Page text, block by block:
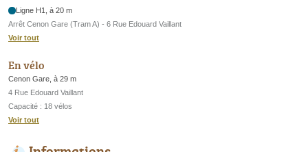
Ligne H1, à 20 m
Arrêt Cenon Gare (Tram A) - 6 Rue Edouard Vaillant
Voir tout
En vélo
Cenon Gare, à 29 m
4 Rue Edouard Vaillant
Capacité : 18 vélos
Voir tout